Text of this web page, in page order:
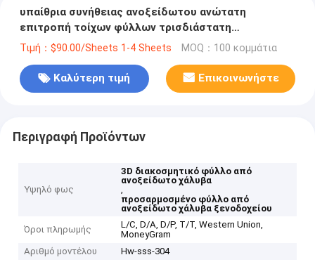
υπαίθρια συνήθειας ανοξείδωτου ανώτατη
επιτροπή τοίχων φύλλων τρισδιάστατη
διακοσμητική για το ξενοδοχείο
Τιμή：$90.00/Sheets 1-4 Sheets MOQ：100 κομμάτια
Καλύτερη τιμή Επικοινωνήστε
Περιγραφή Προϊόντων
Υψηλό φως
3D διακοσμητικό φύλλο από
ανοξείδωτο χάλυβα
,
προσαρμοσμένο φύλλο από
ανοξείδωτο χάλυβα ξενοδοχείου
Όροι πληρωμής
L/C, D/A, D/P, T/T, Western Union,
MoneyGram
Αριθμό μοντέλου
Hw-sss-304